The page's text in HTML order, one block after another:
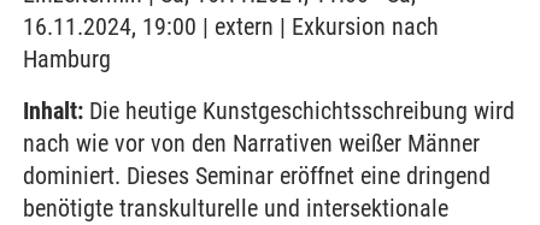
16.11.2024, 19:00 | extern | Exkursion nach
Hamburg
Inhalt: Die heutige Kunstgeschichtsschreibung wird
nach wie vor von den Narrativen weißer Männer
dominiert. Dieses Seminar eröffnet eine dringend
benötigte transkulturelle und intersektionale